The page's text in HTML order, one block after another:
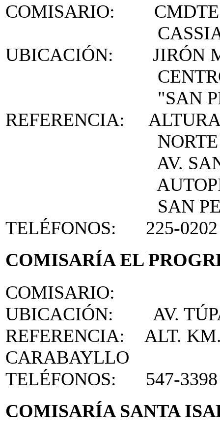
COMISARIO: CMDTE.
CASSIANO
UBICACIÓN: JIRÓN
CENTRO
"SAN PEDRO
REFERENCIA:
NORTE A LA
AV. SAN
AUTOPISTA
SAN PEDRO
TELÉFONOS: 225-0202
COMISARÍA EL
COMISARIO:
UBICACIÓN: AV.
REFERENCIA: ALT.
CARABAYLLO
TELÉFONOS: 547-3398
COMISARÍA SANTA